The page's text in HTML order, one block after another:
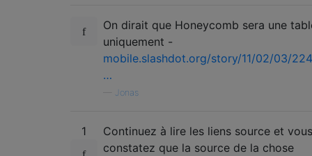
On dirait que Honeycomb sera une
uniquement -
mobile.slashdot.org/story/11/02/03/
…
Jonas
1
Continuez à lire les liens source et vous
constatez que la source de la chose